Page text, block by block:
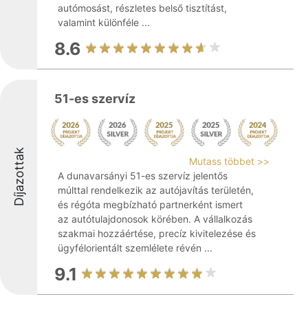
autómosást, részletes belső tisztítást,
valamint különféle ...
8.6
Díjazottak
51-es szervíz
Mutass többet >>
A dunavarsányi 51-es szervíz jelentős
múlttal rendelkezik az autójavítás területén,
és régóta megbízható partnerként ismert
az autótulajdonosok körében. A vállalkozás
szakmai hozzáértése, precíz kivitelezése és
ügyfélorientált szemlélete révén ...
9.1